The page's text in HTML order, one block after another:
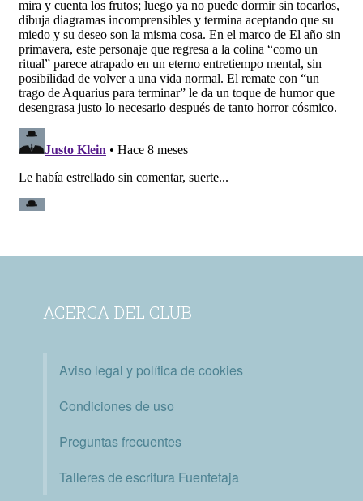
ACERCA DEL CLUB
Aviso legal y política de cookies
Condiciones de uso
Preguntas frecuentes
Talleres de escritura Fuentetaja